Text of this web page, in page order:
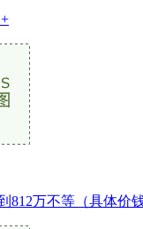
812万不等（具体价